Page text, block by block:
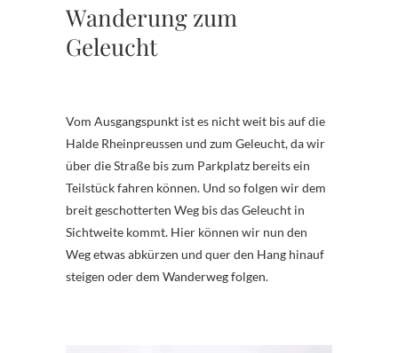
Wanderung zum
Geleucht
Vom Ausgangspunkt ist es nicht weit bis auf die
Halde Rheinpreussen und zum Geleucht, da wir
über die Straße bis zum Parkplatz bereits ein
Teilstück fahren können. Und so folgen wir dem
breit geschotterten Weg bis das Geleucht in
Sichtweite kommt. Hier können wir nun den
Weg etwas abkürzen und quer den Hang hinauf
steigen oder dem Wanderweg folgen.